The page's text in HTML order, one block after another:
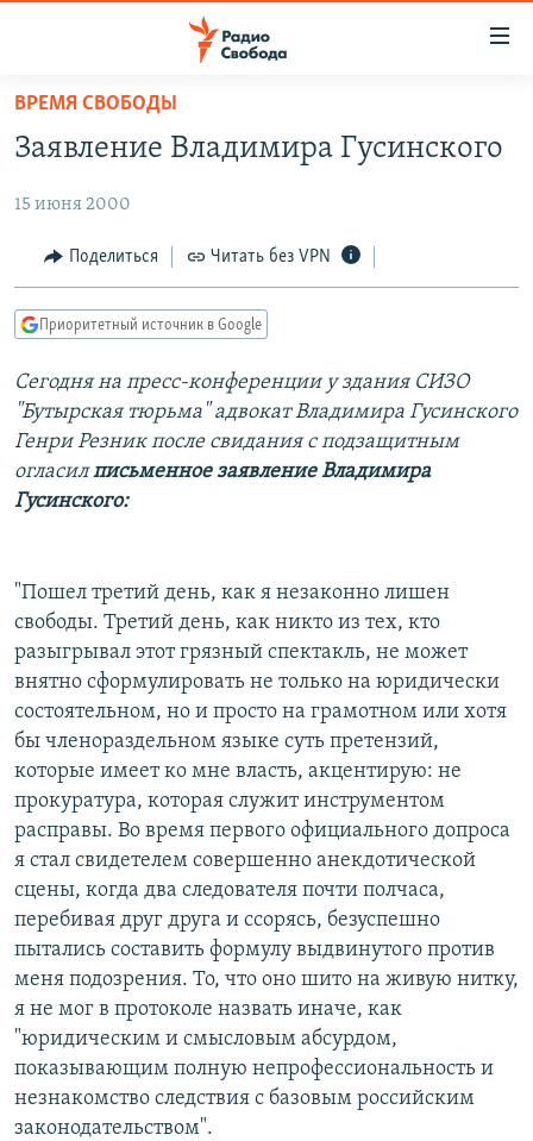
упрощенного
доступа
содержанию
Вернутся
навигации
Вернутся
поиску
АВТОРСКИЕ ПРОЕКТЫ
ЦИТАТЫ СВОБОДЫ
КУЛЬТУРА
IDEL.РЕАЛИИ
КАВКАЗ.РЕАЛИИ
СЕВЕР.РЕАЛИИ
СИБИРЬ.РЕАЛИИ
ПОДПИШИТЕСЬ НА РАССЫЛКУ
СОЦИАЛЬНЫЕ СЕТИ
Все сайты РСЕ/РС
ВРЕМЯ СВОБОДЫ
Заявление Владимира Гусинского
15 июня 2000
Поделиться Читать без VPN
Приоритетный источник в Google
Сегодня на пресс-конференции у здания СИЗО
"Бутырская тюрьма" адвокат Владимира Гусинского
Генри Резник после свидания с подзащитным
огласилписьменное заявление Владимира
Гусинского:
"Пошел третий день, как я незаконно лишен
свободы. Третий день, как никто из тех, кто
разыгрывал этот грязный спектакль, не может
внятно сформулировать не только на юридически
состоятельном, но и просто на грамотном или хотя
бы членораздельном языке суть претензий,
которые имеет ко мне власть, акцентирую: не
прокуратура, которая служит инструментом
расправы. Во время первого официального допроса
я стал свидетелем совершенно анекдотической
сцены, когда два следователя почти полчаса,
перебивая друг друга и ссорясь, безуспешно
пытались составить формулу выдвинутого против
меня подозрения. То, что оно шито на живую нитку,
я не мог в протоколе назвать иначе, как
"юридическим и смысловым абсурдом,
показывающим полную непрофессиональность и
незнакомство следствия с базовым российским
законодательством".